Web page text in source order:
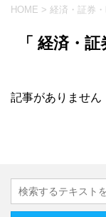
HOME > 経済・証券
「 経済・
記事がありません